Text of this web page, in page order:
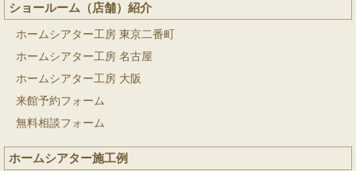
ショールーム（店舗）紹介
ホームシアター工房 東京二番町
ホームシアター工房 名古屋
ホームシアター工房 大阪
来館予約フォーム
無料相談フォーム
ホームシアター施工例